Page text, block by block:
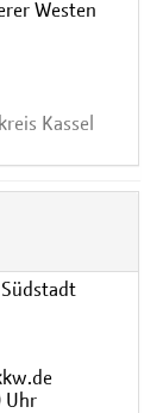
Westen
Kassel
Uhr